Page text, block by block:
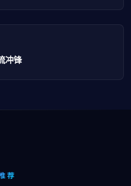
冲锋
荐